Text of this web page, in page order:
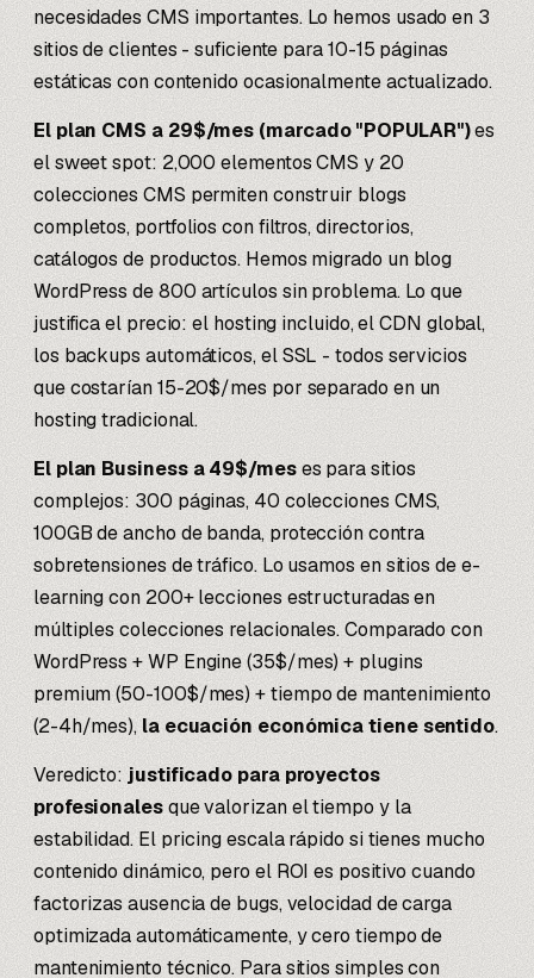
necesidades CMS importantes. Lo hemos usado en 3
sitios de clientes - suficiente para 10-15 páginas
estáticas con contenido ocasionalmente actualizado.
El plan CMS a 29$/mes (marcado "POPULAR")es
el sweet spot: 2,000 elementos CMS y 20
colecciones CMS permiten construir blogs
completos, portfolios con filtros, directorios,
catálogos de productos. Hemos migrado un blog
WordPress de 800 artículos sin problema. Lo que
justifica el precio: el hosting incluido, el CDN global,
los backups automáticos, el SSL - todos servicios
que costarían 15-20$/mes por separado en un
hosting tradicional.
El plan Business a 49$/meses para sitios
complejos: 300 páginas, 40 colecciones CMS,
100GB de ancho de banda, protección contra
sobretensiones de tráfico. Lo usamos en sitios de e-
learning con 200+ lecciones estructuradas en
múltiples colecciones relacionales. Comparado con
WordPress + WP Engine (35$/mes) + plugins
premium (50-100$/mes) + tiempo de mantenimiento
(2-4h/mes), la ecuación económica tiene sentido.
Veredicto:justificado para proyectos
profesionalesque valorizan el tiempo y la
estabilidad. El pricing escala rápido si tienes mucho
contenido dinámico, pero el ROI es positivo cuando
factorizas ausencia de bugs, velocidad de carga
optimizada automáticamente, y cero tiempo de
mantenimiento técnico. Para sitios simples con